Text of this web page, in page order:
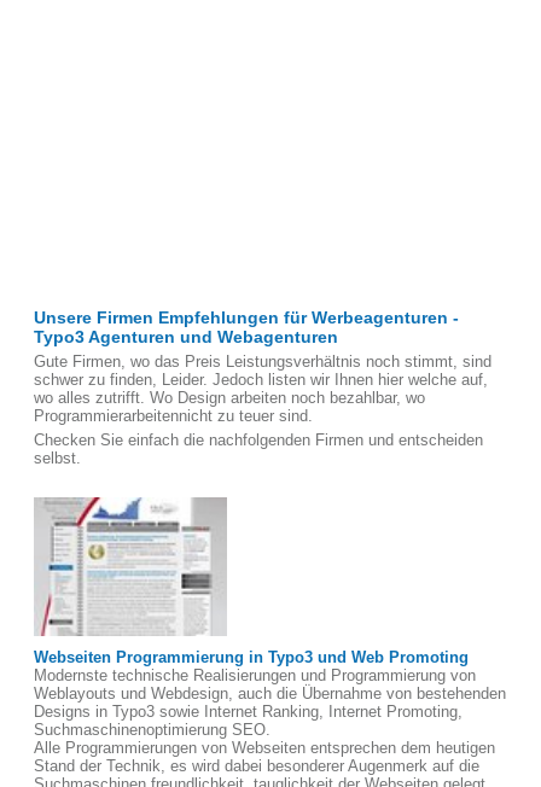
Unsere Firmen Empfehlungen für Werbeagenturen -
Typo3 Agenturen und Webagenturen
Gute Firmen, wo das Preis Leistungsverhältnis noch stimmt, sind
schwer zu finden, Leider. Jedoch listen wir Ihnen hier welche auf,
wo alles zutrifft. Wo Design arbeiten noch bezahlbar, wo
Programmierarbeitennicht zu teuer sind.
Checken Sie einfach die nachfolgenden Firmen und entscheiden
selbst.
Webseiten Programmierung in Typo3 und Web Promoting
Modernste technische Realisierungen und Programmierung von
Weblayouts und Webdesign, auch die Übernahme von bestehenden
Designs in Typo3 sowie Internet Ranking, Internet Promoting,
Suchmaschinenoptimierung SEO.
Alle Programmierungen von Webseiten entsprechen dem heutigen
Stand der Technik, es wird dabei besonderer Augenmerk auf die